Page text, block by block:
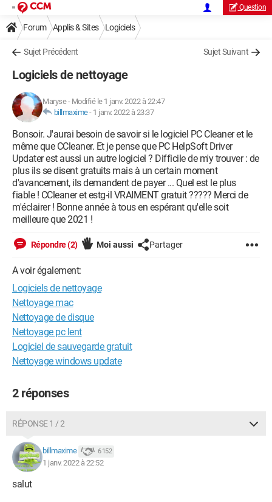
Question
Forum Applis & Sites Logiciels
Sujet Précédent Sujet Suivant
Logiciels de nettoyage
Maryse- Modifié le 1 janv. 2022 à 22:47
billmaxime- 1 janv. 2022 à 23:37
Bonsoir. J'aurai besoin de savoir si le logiciel PC Cleaner et le
même que CCleaner. Et je pense que PC HelpSoft Driver
Updater est aussi un autre logiciel ? Difficile de m'y trouver : de
plus ils se disent gratuits mais à un certain moment
d'avancement, ils demandent de payer ... Quel est le plus
fiable ! CCleaner et estg-il VRAIMENT gratuit ????? Merci de
m'éclairer ! Bonne année à tous en espérant qu'elle soit
meilleure que 2021 !
Répondre (2) Moi aussi Partager
A voir également:
Logiciels de nettoyage
Nettoyage mac
Nettoyage de disque
Nettoyage pc lent
Logiciel de sauvegarde gratuit
Nettoyage windows update
2 réponses
RÉPONSE 1 / 2
billmaxime 6 152
1 janv. 2022 à 22:52
salut